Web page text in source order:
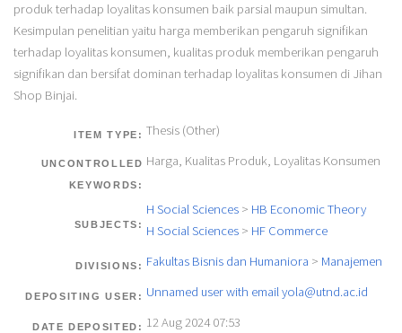
produk terhadap loyalitas konsumen baik parsial maupun simultan.
Kesimpulan penelitian yaitu harga memberikan pengaruh signifikan
terhadap loyalitas konsumen, kualitas produk memberikan pengaruh
signifikan dan bersifat dominan terhadap loyalitas konsumen di Jihan
Shop Binjai.
ITEM TYPE: Thesis (Other)
UNCONTROLLED
KEYWORDS:
Harga, Kualitas Produk, Loyalitas Konsumen
SUBJECTS:
H Social Sciences> HB Economic Theory
H Social Sciences> HF Commerce
DIVISIONS: Fakultas Bisnis dan Humaniora > Manajemen
DEPOSITING USER: Unnamed user with emailyola@utnd.ac.id
DATE DEPOSITED: 12 Aug 2024 07:53